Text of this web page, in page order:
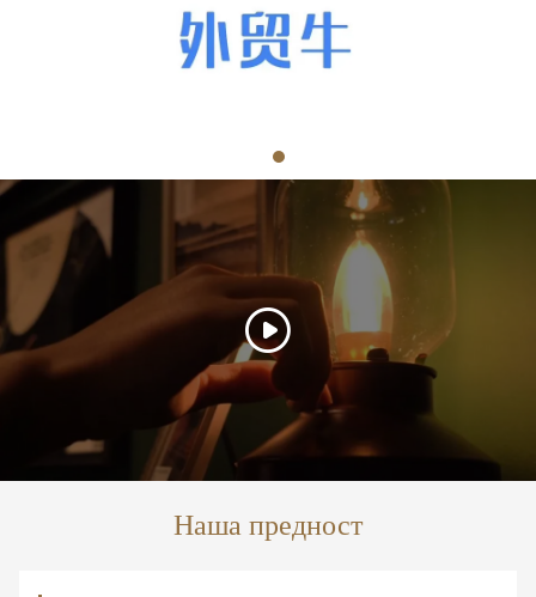
Наша предност